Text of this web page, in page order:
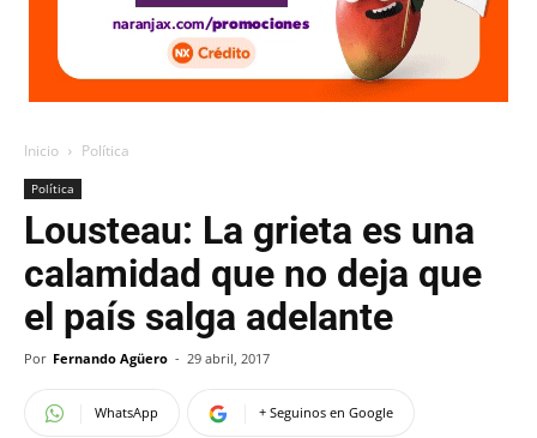
Inicio Política
Política
Lousteau: La grieta es una
calamidad que no deja que
el país salga adelante
Por Fernando Agüero - 29 abril, 2017
WhatsApp + Seguinos en Google